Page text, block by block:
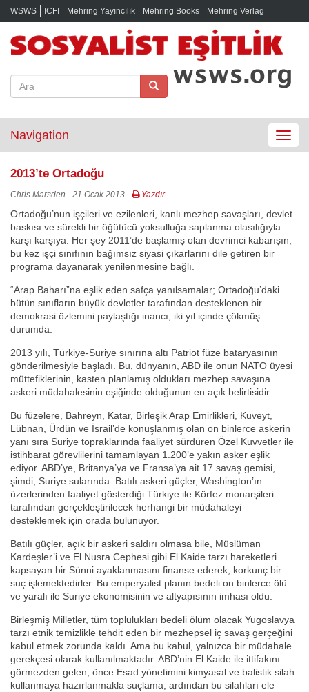
WSWS ICFI Mehring Yayıncılık Mehring Books Mehring Verlag
Toggle
Navigation
2013’te Ortadoğu
Chris Marsden 21 Ocak 2013 Yazdır
Ortadoğu’nun işçileri ve ezilenleri, kanlı mezhep savaşları, devlet
baskısı ve sürekli bir öğütücü yoksulluğa saplanma olasılığıyla
karşı karşıya. Her şey 2011’de başlamış olan devrimci kabarışın,
bu kez işçi sınıfının bağımsız siyasi çıkarlarını dile getiren bir
programa dayanarak yenilenmesine bağlı.
“Arap Baharı”na eşlik eden safça yanılsamalar; Ortadoğu’daki
bütün sınıfların büyük devletler tarafından desteklenen bir
demokrasi özlemini paylaştığı inancı, iki yıl içinde çökmüş
durumda.
2013 yılı, Türkiye-Suriye sınırına altı Patriot füze bataryasının
gönderilmesiyle başladı. Bu, dünyanın, ABD ile onun NATO üyesi
müttefiklerinin, kasten planlamış oldukları mezhep savaşına
askeri müdahalesinin eşiğinde olduğunun en açık belirtisidir.
Bu füzelere, Bahreyn, Katar, Birleşik Arap Emirlikleri, Kuveyt,
Lübnan, Ürdün ve İsrail’de konuşlanmış olan on binlerce askerin
yanı sıra Suriye topraklarında faaliyet sürdüren Özel Kuvvetler ile
istihbarat görevlilerini tamamlayan 1.200’e yakın asker eşlik
ediyor. ABD’ye, Britanya’ya ve Fransa’ya ait 17 savaş gemisi,
şimdi, Suriye sularında. Batılı askeri güçler, Washington’ın
üzerlerinden faaliyet gösterdiği Türkiye ile Körfez monarşileri
tarafından gerçekleştirilecek herhangi bir müdahaleyi
desteklemek için orada bulunuyor.
Batılı güçler, açık bir askeri saldırı olmasa bile, Müslüman
Kardeşler’i ve El Nusra Cephesi gibi El Kaide tarzı hareketleri
kapsayan bir Sünni ayaklanmasını finanse ederek, korkunç bir
suç işlemektedirler. Bu emperyalist planın bedeli on binlerce ölü
ve yaralı ile Suriye ekonomisinin ve altyapısının imhası oldu.
Birleşmiş Milletler, tüm toplulukları bedeli ölüm olacak Yugoslavya
tarzı etnik temizlikle tehdit eden bir mezhepsel iç savaş gerçeğini
kabul etmek zorunda kaldı. Ama bu kabul, yalnızca bir müdahale
gerekçesi olarak kullanılmaktadır. ABD’nin El Kaide ile ittifakını
görmezden gelen; önce Esad yönetimini kimyasal ve balistik silah
kullanmaya hazırlanmakla suçlama, ardından bu silahları ele